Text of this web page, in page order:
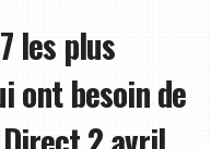
les plus
ont besoin de